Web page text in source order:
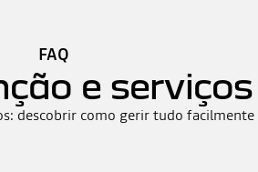
FAQ
e serviços
descobrir como gerir tudo